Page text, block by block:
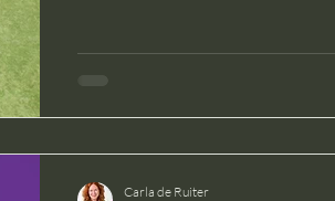
Carla de Ruiter